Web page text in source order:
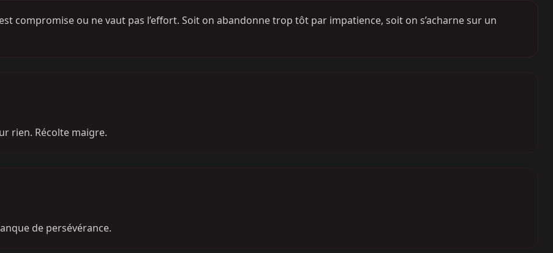
compromise ou ne vaut pas l’effort. Soit on abandonne trop tôt par impatience, soit on s’acharne sur un
rien. Récolte maigre.
de persévérance.